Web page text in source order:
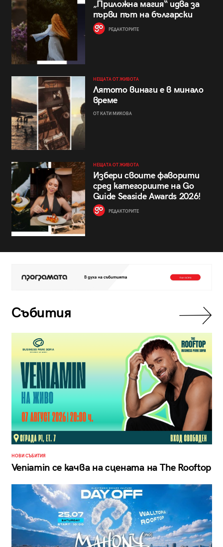
„Приложна магия“ идва за
първи път на български
РЕДАКТОРИТЕ
НЕЩАТА ОТ ЖИВОТА
Лятото винаги е в минало
време
ОТ КАТИ МИКОВА
НЕЩАТА ОТ ЖИВОТА
Избери своите фаворити
сред категориите на Go
Guide Seaside Awards 2026!
РЕДАКТОРИТЕ
Събития
НОВИ СЪБИТИЯ
Veniamin се качва на сцената на The Rooftop